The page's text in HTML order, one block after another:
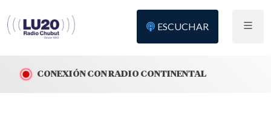
ESCUCHAR
CONEXIÓN CON RADIO CONTINENTAL